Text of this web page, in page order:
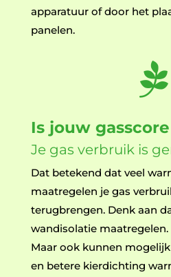
apparatuur of door het
panelen.

Is jouw
Je gas verbruik is
Dat betekend dat veel
maatregelen je gas
terugbrengen. Denk aan
wandisolatie maatregelen.
Maar ook kunnen
en betere kierdichting